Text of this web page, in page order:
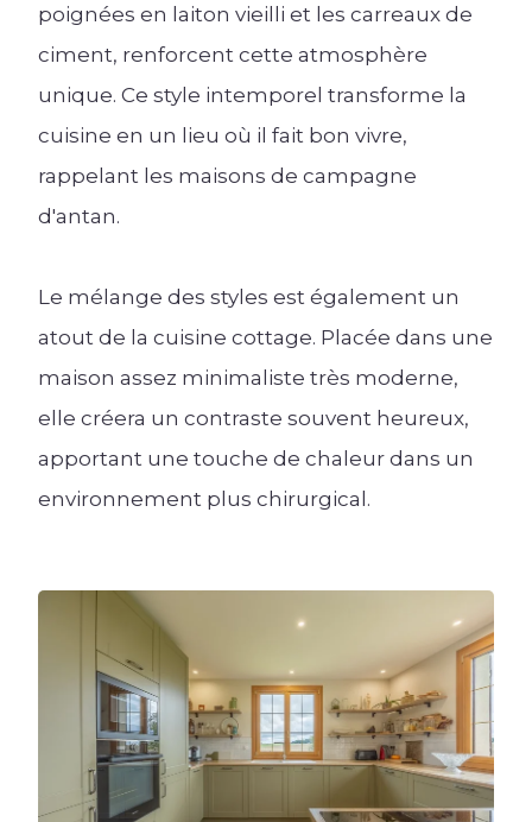
poignées en laiton vieilli et les carreaux de
ciment, renforcent cette atmosphère
unique. Ce style intemporel transforme la
cuisine en un lieu où il fait bon vivre,
rappelant les maisons de campagne
d'antan.
Le mélange des styles est également un
atout de la cuisine cottage. Placée dans une
maison assez minimaliste très moderne,
elle créera un contraste souvent heureux,
apportant une touche de chaleur dans un
environnement plus chirurgical.